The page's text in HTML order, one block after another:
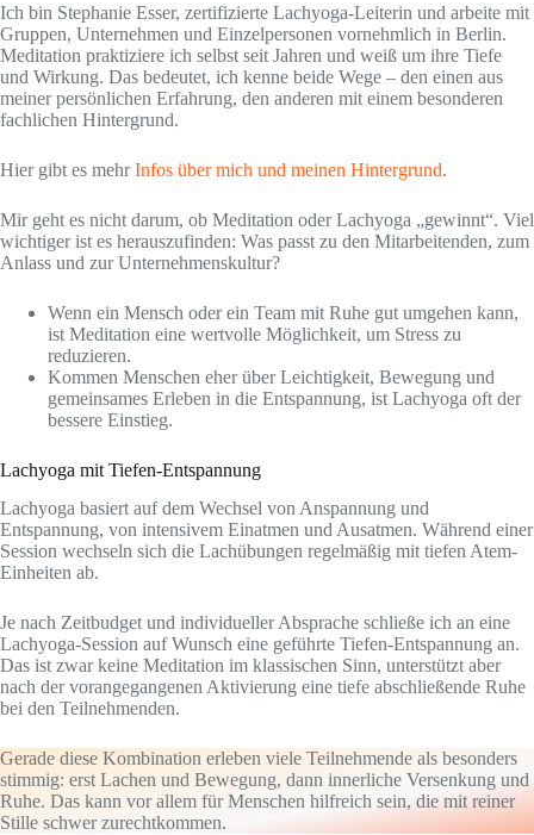
Ich bin Stephanie Esser, zertifizierte Lachyoga-Leiterin und arbeite mit
Gruppen, Unternehmen und Einzelpersonen vornehmlich in Berlin.
Meditation praktiziere ich selbst seit Jahren und weiß um ihre Tiefe
und Wirkung. Das bedeutet, ich kenne beide Wege – den einen aus
meiner persönlichen Erfahrung, den anderen mit einem besonderen
fachlichen Hintergrund.
Hier gibt es mehrInfos über mich und meinen Hintergrund.
Mir geht es nicht darum, ob Meditation oder Lachyoga „gewinnt“. Viel
wichtiger ist es herauszufinden: Was passt zu den Mitarbeitenden, zum
Anlass und zur Unternehmenskultur?
Wenn ein Mensch oder ein Team mit Ruhe gut umgehen kann,
ist Meditation eine wertvolle Möglichkeit, um Stress zu
reduzieren.
Kommen Menschen eher über Leichtigkeit, Bewegung und
gemeinsames Erleben in die Entspannung, ist Lachyoga oft der
bessere Einstieg.
Lachyoga mit Tiefen-Entspannung
Lachyoga basiert auf dem Wechsel von Anspannung und
Entspannung, von intensivem Einatmen und Ausatmen. Während einer
Session wechseln sich die Lachübungen regelmäßig mit tiefen Atem-
Einheiten ab.
Je nach Zeitbudget und individueller Absprache schließe ich an eine
Lachyoga-Session auf Wunsch eine geführte Tiefen-Entspannung an.
Das ist zwar keine Meditation im klassischen Sinn, unterstützt aber
nach der vorangegangenen Aktivierung eine tiefe abschließende Ruhe
bei den Teilnehmenden.
Gerade diese Kombination erleben viele Teilnehmende als besonders
stimmig: erst Lachen und Bewegung, dann innerliche Versenkung und
Ruhe. Das kann vor allem für Menschen hilfreich sein, die mit reiner
Stille schwer zurechtkommen.